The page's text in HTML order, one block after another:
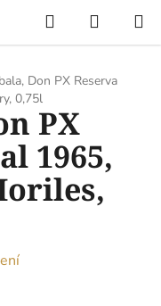
Hledat
KOŠÍK
Don PX Reserva
0,75l
PX
1965,